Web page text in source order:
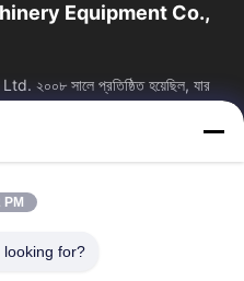
Equipment Co.,
সালে প্রতিষ্ঠিত হয়েছিল, যার
শহরে অবস্থিত। এটি...
আমাদের সম্পর্কে
মান নিয়ন্ত্রণ
PM
looking for?